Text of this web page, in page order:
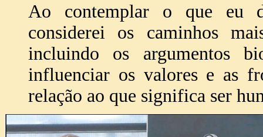
Ao contemplar o que eu
considerei os caminhos
incluindo os argumentos
influenciar os valores e as
relação ao que significa ser